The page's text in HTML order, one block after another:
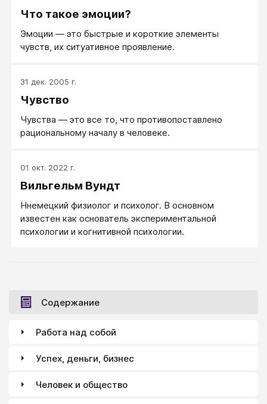
Что такое эмоции?
Эмоции — это быстрые и короткие элементы
чувств, их ситуативное проявление.
31 дек. 2005 г.
Чувство
Чувства — это все то, что противопоставлено
рациональному началу в человеке.
01 окт. 2022 г.
Вильгельм Вундт
Ннемецкий физиолог и психолог. В основном
известен как основатель экспериментальной
психологии и когнитивной психологии.
Содержание
Работа над собой
Успех, деньги, бизнес
Человек и общество